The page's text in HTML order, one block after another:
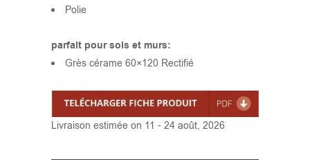
Polie
parfait pour sols et murs:
Grès cérame 60×120 Rectifié
Livraison estimée on 11 - 24 août, 2026